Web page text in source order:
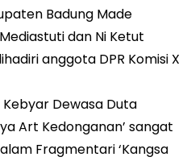
Badung Made
dan Ni Ketut
anggota DPR Komisi X
Dewasa Duta
Art Kedonganan’ sangat
Fragmentari ‘Kangsa